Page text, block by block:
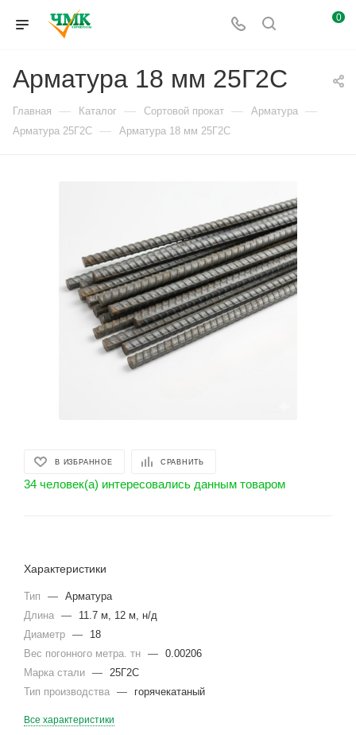
0
Арматура 18 мм 25Г2С
Главная — Каталог — Сортовой прокат — Арматура —
Арматура 25Г2С — Арматура 18 мм 25Г2С
В ИЗБРАННОЕ СРАВНИТЬ
34 человек(а) интересовались данным товаром
Характеристики
Тип — Арматура
Длина —
11.7 м, 12 м, н/д
Диаметр —
18
Вес погонного метра. тн — 0.00206
Марка стали — 25Г2С
Тип производства — горячекатаный
Все характеристики